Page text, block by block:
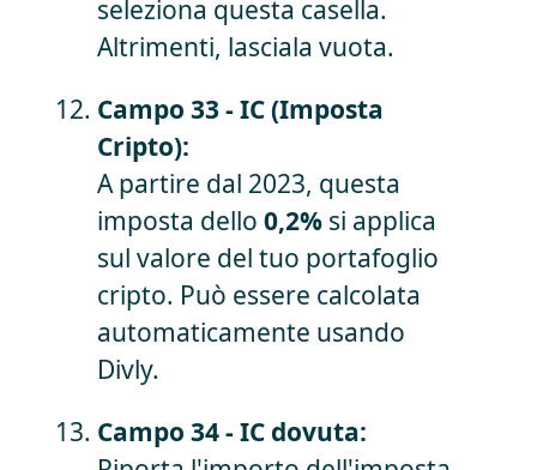
seleziona questa casella.
Altrimenti, lasciala vuota.
Campo 33 - IC (Imposta
Cripto):
A partire dal 2023, questa
imposta dello 0,2% si applica
sul valore del tuo portafoglio
cripto. Può essere calcolata
automaticamente usando
Divly.
Campo 34 - IC dovuta: